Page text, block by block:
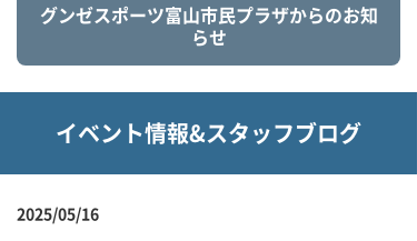
グンゼスポーツ富山市民プラザからのお知
らせ
イベント情報&スタッフブログ
2025/05/16